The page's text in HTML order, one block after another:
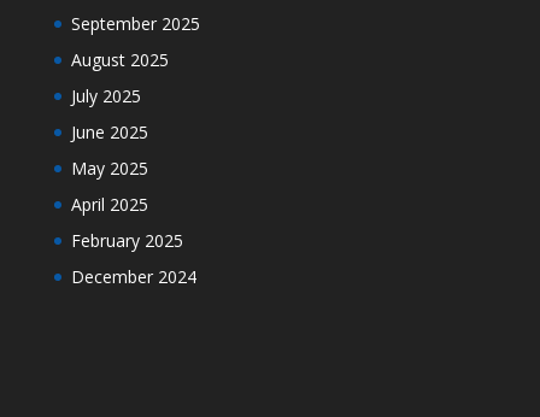
September 2025
August 2025
July 2025
June 2025
May 2025
April 2025
February 2025
December 2024